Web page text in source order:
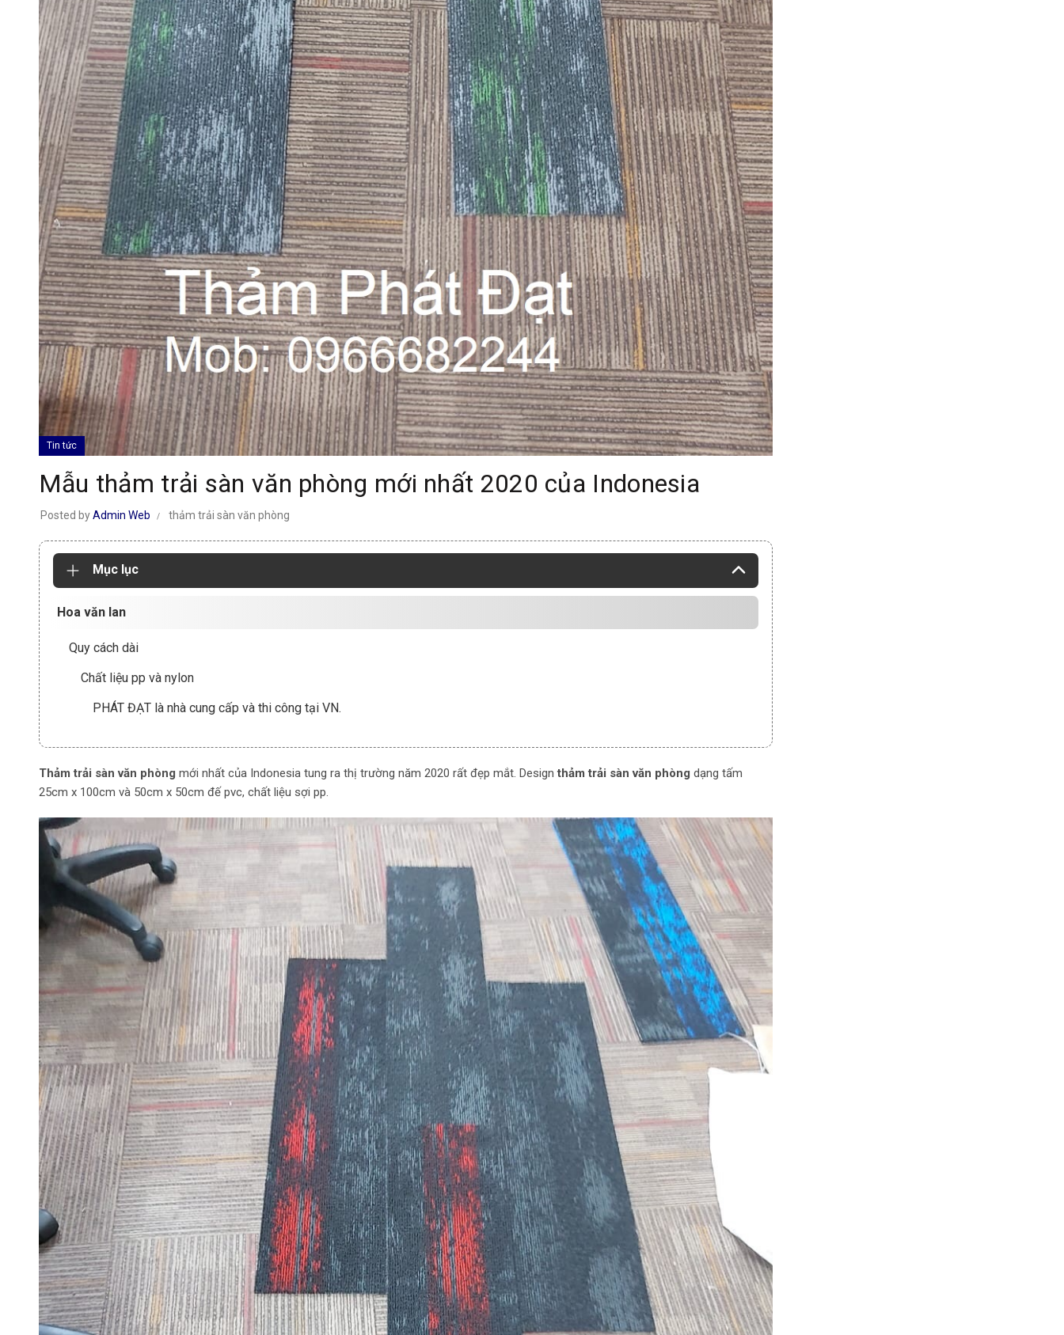
Tin tức
Mẫu thảm trải sàn văn phòng mới nhất 2020 của Indonesia
Posted byAdmin Web thảm trải sàn văn phòng
Mục lục
Hoa văn lan
Quy cách dài
Chất liệu pp và nylon
PHÁT ĐẠT là nhà cung cấp và thi công tại VN.
Thảm trải sàn văn phòng mới nhất của Indonesia tung ra thị trường năm 2020 rất đẹp mắt. Designthảm trải sàn văn phòng dạng tấm
25cm x 100cm và 50cm x 50cm đế pvc, chất liệu sợi pp.